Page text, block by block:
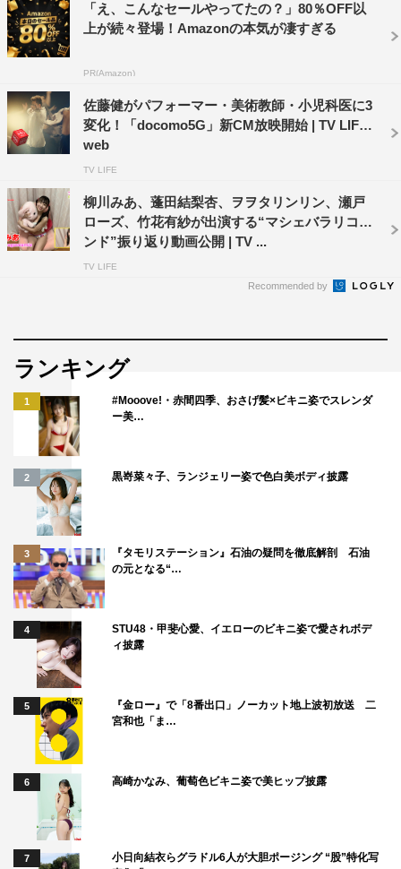
また、惜しくも入選を逃したパフォーマンスも見どころ満
載で、司会を務めた嶋村瞳は「レベルが高い」と感想を語
＜演目＞
雛田唯以：バニーガール姿でジャグリング
瀬川あいり：全身タイツで1分間、お尻で風船割り
石橋優香：チャイナドレスで鏡文字の五十音表を早書き
ツジルイス：バニーガール姿で“種も仕掛けもよく分かる
星奈美紗希：1レース分のボートレース実況
ス
森下祐希：ミニスカポリス姿で高速回転後にまっすぐ歩く
ねむ部長：キャリアウーマン「ねむい部長」に扮した一人
芝居
なお、動画には前年度「ミス東スポ2020」に選ばれた緑
川ちひろ、川瀬杏南、枢木むつの水着ランウェイも収録さ
れている。
「ミス東スポ2021 第1回 発掘！エンタメ女王決定
戦」
「え、こんなセールやってたの？」80％OFF以
上が続々登場！Amazonの本気が凄すぎる
PR(Amazon)
佐藤健がパフォーマー・美術教師・小児科医に3
変化！「docomo5G」新CM放映開始 | TV LIFE
web
TV LIFE
柳川みあ、蓬田結梨杏、ヲヲタリンリン、瀬戸
ローズ、竹花有紗が出演する“マシェバラリコメ
ンド”振り返り動画公開 | TV ...
TV LIFE
Recommended by
ランキング
1
#Mooove!・赤間四季、おさげ髪×ビキニ姿でスレンダ
ー美…
2 黒嵜菜々子、ランジェリー姿で色白美ボディ披露
3
『タモリステーション』石油の疑問を徹底解剖 石油
の元となる“…
4
STU48・甲斐心愛、イエローのビキニ姿で愛されボデ
ィ披露
5
『金ロー』で「8番出口」ノーカット地上波初放送 二
宮和也「ま…
6 高崎かなみ、葡萄色ビキニ姿で美ヒップ披露
7
小日向結衣らグラドル6人が大胆ポージング “股”特化写